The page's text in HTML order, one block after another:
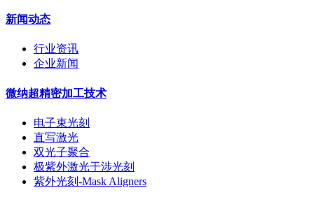
新闻动态
行业资讯
企业新闻
微纳超精密加工技术
电子束光刻
直写激光
双光子聚合
极紫外激光干涉光刻
紫外光刻-Mask Aligners